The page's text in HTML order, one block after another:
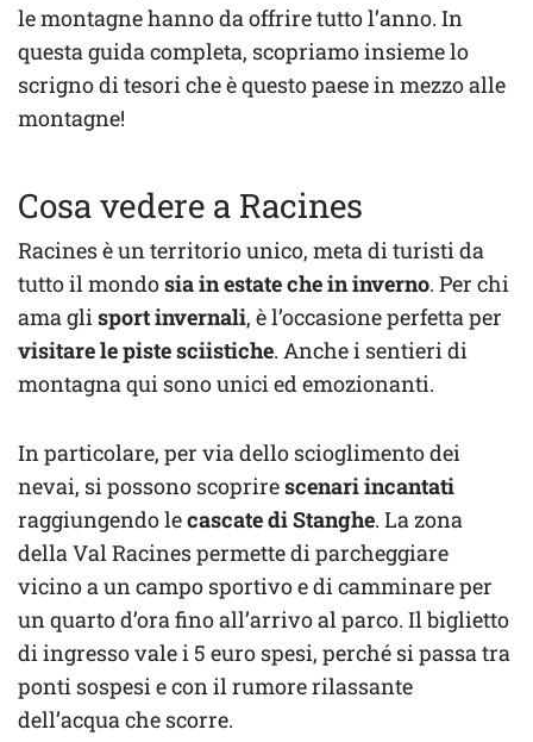
le montagne hanno da offrire tutto l’anno. In
questa guida completa, scopriamo insieme lo
scrigno di tesori che è questo paese in mezzo alle
montagne!
Cosa vedere a Racines
Racines è un territorio unico, meta di turisti da
tutto il mondosia in estate che in inverno. Per chi
ama gli sport invernali, è l’occasione perfetta per
visitare le piste sciistiche. Anche i sentieri di
montagna qui sono unici ed emozionanti.
In particolare, per via dello scioglimento dei
nevai, si possono scoprirescenari incantati
raggiungendo lecascate di Stanghe. La zona
della Val Racines permette di parcheggiare
vicino a un campo sportivo e di camminare per
un quarto d’ora fino all’arrivo al parco. Il biglietto
di ingresso vale i 5 euro spesi, perché si passa tra
ponti sospesi e con il rumore rilassante
dell’acqua che scorre.